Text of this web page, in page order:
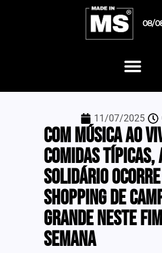
08/
11/07/2025
Com música ao
comidas
solidário ocorre
shopping de
Grande neste
semana